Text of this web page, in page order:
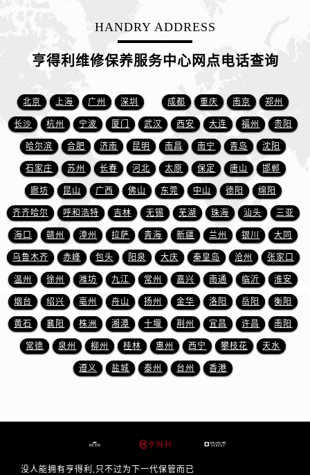
江西省上饶市信州区滨江西路售后服务中心（需提前预约）
江西省宜春市袁州区中山中路售后服务中心（需提前预约）
江西省鹰潭市月湖区胜利东路售后服务中心（需提前预约）
山东省德州市德城区东风中路售后服务中心（需提前预约）
山东省东营市东营区济南路售后服务中心（需提前预约）
山东省济南市历下区经十路11111号华润中心写字楼（万象城）15层1508室售后服务中心（需提前预约）
山东省济宁市任城区太白楼路售后服务中心（需提前预约）
山东省莱芜市文化南路8号银座商城名表维修一楼名表维修售后服务中心（需提前预约）
山东省临沂市兰山区解放路售后服务中心（需提前预约）
山东省日照市东港区烟台路售后服务中心（需提前预约）
山东省泰安市泰山区财源街道泰山大街售后服务中心（需提前预约）
山东省威海市环翠区新威海路89号振华商厦一楼名表维修售后服务中心（需提前预约）
山东省潍坊市奎文区东风东街售后服务中心（需提前预约）
山东省枣庄市滕州市北辛路与善国路交叉口售后服务中心（需提前预约）
山东省淄博市张店区金晶大道售后服务中心（需提前预约）
HANDRY ADDRESS
亨得利维修保养服务中心网点电话查询
北京 上海 广州 深圳 成都 重庆 南京 郑州
长沙 杭州 宁波 厦门 武汉 西安 大连 福州 贵阳
哈尔滨 合肥 济南 昆明 南昌 南宁 青岛 沈阳
石家庄 苏州 长春 河北 太原 保定 唐山 邯郸
廊坊 昆山 广西 佛山 东莞 中山 德阳 绵阳
齐齐哈尔 呼和浩特 吉林 无锡 芜湖 珠海 汕头 三亚
海口 赣州 漳州 拉萨 青海 新疆 兰州 银川 大同
乌鲁木齐 赤峰 包头 阳泉 大庆 秦皇岛 沧州 张家口
温州 徐州 潍坊 九江 常州 嘉兴 南通 临沂 淮安
烟台 绍兴 亳州 舟山 扬州 金华 洛阳 岳阳 衡阳
黄石 襄阳 株洲 湘潭 十堰 荆州 宜昌 许昌 南阳
常德 泉州 柳州 桂林 惠州 西宁 攀枝花 天水
遵义 盐城 泰州 台州 香港
没人能拥有亨得利,只不过为下一代保管而已